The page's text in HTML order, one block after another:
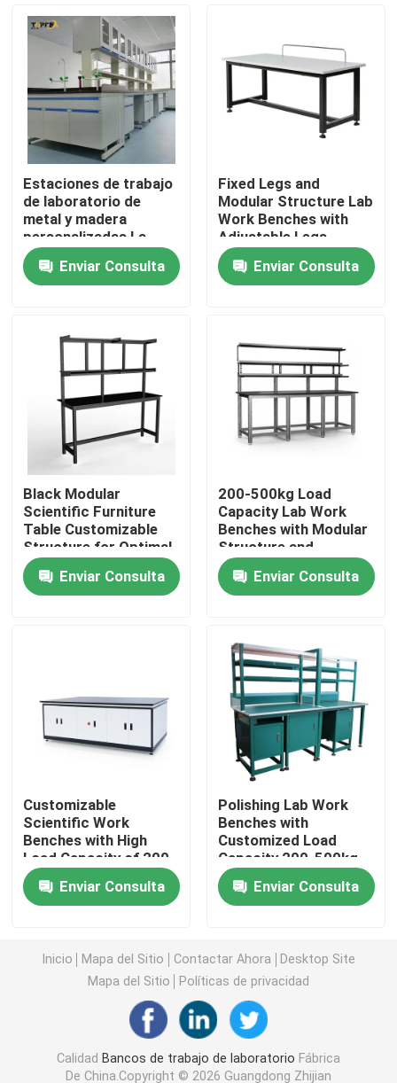
Productos
VR Show
Sobre nosotros
Visita a la fábrica
Control de Calidad
Contacto
Solicitar una cotización
Capilla del humo del laboratorio
Armario de almacenamiento de laboratorio
Banco de la balanza del laboratorio
Cuadro de trabajo de banco de laboratorio
Accesorios para muebles de laboratorio
Silla plegable del auditorio
Silla elevadora de laboratorio
Estaciones de trabajo
de laboratorio de
metal y madera
personalizadas La
solución perfecta
para sus necesidades
de espacio de trabajo
Enviar Consulta
Fixed Legs and
Modular Structure Lab
Work Benches with
Adjustable Legs
Enviar Consulta
Black Modular
Scientific Furniture
Table Customizable
Structure for Optimal
Functionality and
Space Utilization
Enviar Consulta
200-500kg Load
Capacity Lab Work
Benches with Modular
Structure and
Optional Accessories
Enviar Consulta
Customizable
Scientific Work
Benches with High
Load Capacity of 200-
500kg
Enviar Consulta
Polishing Lab Work
Benches with
Customized Load
Capacity 200-500kg
and Powder Coating
Enviar Consulta
Inicio Mapa del Sitio Contactar Ahora
Desktop Site
Mapa del Sitio
Políticas de privacidad
Calidad Bancos de trabajo de laboratorio Fábrica
De China.Copyright © 2026 Guangdong Zhijian